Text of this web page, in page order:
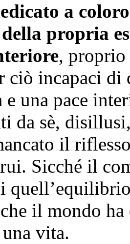
a
propria
, proprio
ciò incapaci di
una pace
da sè,
il
Sicché il
il mondo
vita.